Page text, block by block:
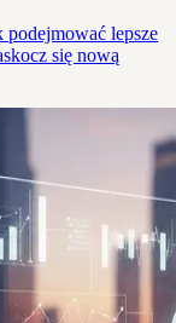
lepsze
się nową